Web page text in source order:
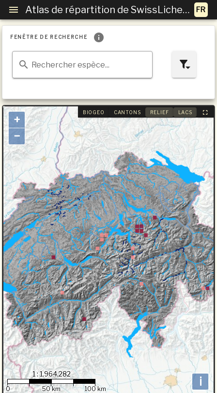
Atlas de répartition de SwissLichens
FENÊTRE DE RECHERCHE
Rechercher espèce...
BIOGEO CANTONS RELIEF LACS
+
−
i
1 : 1,964,282
0 50 km 100 km